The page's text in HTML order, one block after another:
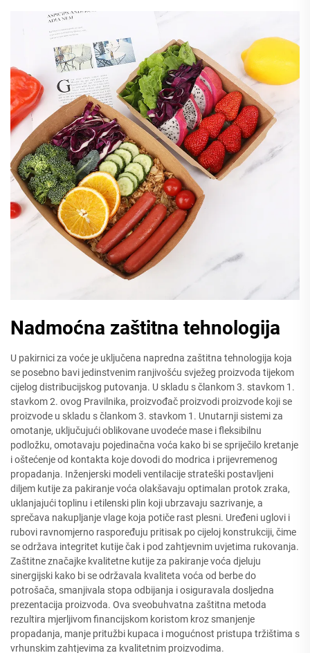
Nadmoćna zaštitna tehnologija
U pakirnici za voće je uključena napredna zaštitna tehnologija koja
se posebno bavi jedinstvenim ranjivošću svježeg proizvoda tijekom
cijelog distribucijskog putovanja. U skladu s člankom 3. stavkom 1.
stavkom 2. ovog Pravilnika, proizvođač proizvodi proizvode koji se
proizvode u skladu s člankom 3. stavkom 1. Unutarnji sistemi za
omotanje, uključujući oblikovane uvodeće mase i fleksibilnu
podložku, omotavaju pojedinačna voća kako bi se spriječilo kretanje
i oštećenje od kontakta koje dovodi do modrica i prijevremenog
propadanja. Inženjerski modeli ventilacije strateški postavljeni
diljem kutije za pakiranje voća olakšavaju optimalan protok zraka,
uklanjajući toplinu i etilenski plin koji ubrzavaju sazrivanje, a
sprečava nakupljanje vlage koja potiče rast plesni. Uređeni uglovi i
rubovi ravnomjerno raspoređuju pritisak po cijeloj konstrukciji, čime
se održava integritet kutije čak i pod zahtjevnim uvjetima rukovanja.
Zaštitne značajke kvalitetne kutije za pakiranje voća djeluju
sinergijski kako bi se održavala kvaliteta voća od berbe do
potrošača, smanjivala stopa odbijanja i osiguravala dosljedna
prezentacija proizvoda. Ova sveobuhvatna zaštitna metoda
rezultira mjerljivom financijskom koristom kroz smanjenje
propadanja, manje pritužbi kupaca i mogućnost pristupa tržištima s
vrhunskim zahtjevima za kvalitetnim proizvodima.